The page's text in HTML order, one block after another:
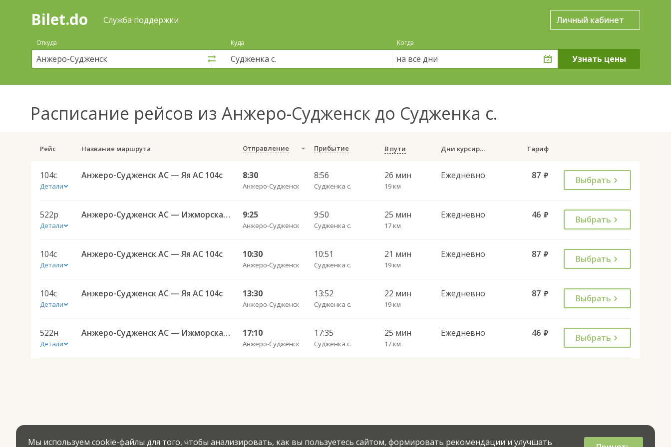
Поиск
покупка
билетов
автобус
онлайн
Bilet.do Служба поддержки Личный кабинет
Откуда Куда Когда
на все дни
Расписание рейсов из Анжеро-Судженск до Судженка с.
Рейс Название маршрута Отправление Прибытие В пути Дни курсирования Тариф
104с
Детали
Анжеро-Судженск АС — Яя АС 104с 8:30
Анжеро-Судженск
8:56
Судженка с.
26 мин
19 км
Ежедневно 87 руб. Выбрать
522р
Детали
Анжеро-Судженск АС — Ижморская АС 522р 9:25
Анжеро-Судженск
9:50
Судженка с.
25 мин
17 км
Ежедневно 46 руб. Выбрать
104с
Детали
Анжеро-Судженск АС — Яя АС 104с 10:30
Анжеро-Судженск
10:51
Судженка с.
21 мин
19 км
Ежедневно 87 руб. Выбрать
104с
Детали
Анжеро-Судженск АС — Яя АС 104с 13:30
Анжеро-Судженск
13:52
Судженка с.
22 мин
19 км
Ежедневно 87 руб. Выбрать
522н
Детали
Анжеро-Судженск АС — Ижморская АС 522н 17:10
Анжеро-Судженск
17:35
Судженка с.
25 мин
17 км
Ежедневно 46 руб. Выбрать
Мы используем cookie-файлы для того, чтобы анализировать, как вы пользуетесь сайтом, формировать рекомендации и улучшать